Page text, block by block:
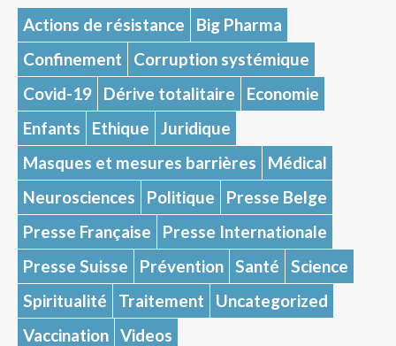
Actions de résistance
Big Pharma
Confinement
Corruption systémique
Covid-19
Dérive totalitaire
Economie
Enfants
Ethique
Juridique
Masques et mesures barrières
Médical
Neurosciences
Politique
Presse Belge
Presse Française
Presse Internationale
Presse Suisse
Prévention Santé
Science
Spiritualité
Traitement
Uncategorized
Vaccination Videos